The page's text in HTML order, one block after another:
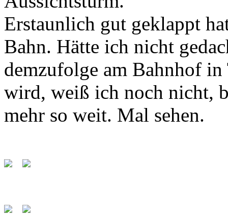
Erstaunlich gut geklappt
Bahn. Hätte ich nicht
demzufolge am Bahnhof in
wird, weiß ich noch nicht,
mehr so weit. Mal sehen.